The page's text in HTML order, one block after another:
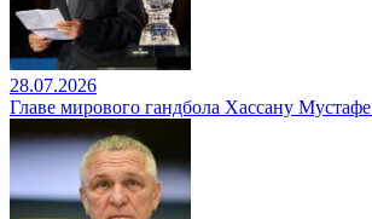
28.07.2026
Главе мирового гандбола Хассану